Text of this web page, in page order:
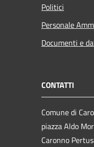
Politici
Personale
Documenti e
CONTATTI
Comune di
piazza Aldo
Caronno